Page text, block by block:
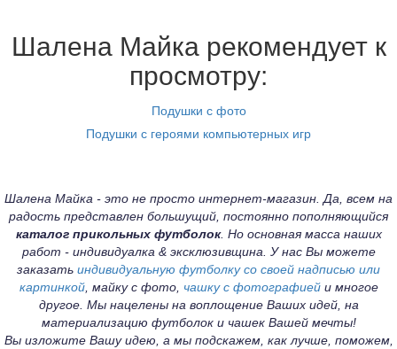
Шалена Майка рекомендует к
просмотру:
Подушки с фото
Подушки с героями компьютерных игр
Шалена Майка - это не просто интернет-магазин. Да, всем на
радость представлен большущий, постоянно пополняющийся
каталог прикольных футболок. Но основная масса наших
работ - индивидуалка & эксклюзивщина. У нас Вы можете
заказать индивидуальную футболку со своей надписью или
картинкой, майку с фото, чашку с фотографиейи многое
другое. Мы нацелены на воплощение Ваших идей, на
материализацию футболок и чашек Вашей мечты!
Вы изложите Вашу идею, а мы подскажем, как лучше, поможем,